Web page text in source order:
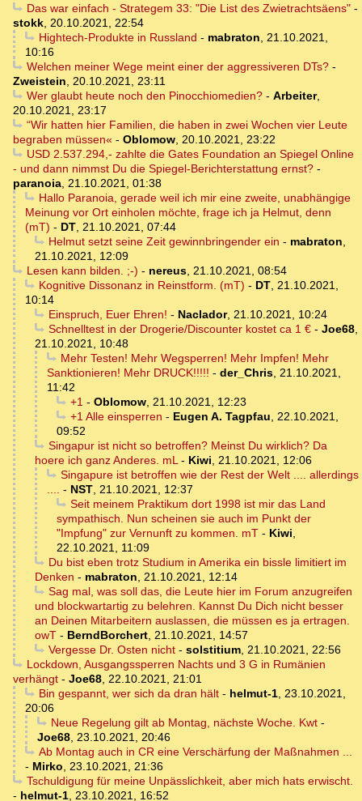
Das war einfach - Strategem 33: "Die List des Zwietrachtsäens"-
stokk 20.10.2021, 22:54
Hightech-Produkte in Russland - mabraton
21.10.2021,
10:16
Welchen meiner Wege meint einer der aggressiveren DTs?-
Zweistein
20.10.2021, 23:11
Wer glaubt heute noch den Pinocchiomedien?- Arbeiter,
20.10.2021, 23:17
“Wir hatten hier Familien, die haben in zwei Wochen vier Leute
begraben müssen« - Oblomow 20.10.2021, 23:22
USD 2.537.294,- zahlte die Gates Foundation an Spiegel Online
- und dann nimmst Du die Spiegel-Berichterstattung ernst? -
paranoia 21.10.2021, 01:38
Hallo Paranoia, gerade weil ich mir eine zweite, unabhängige
Meinung vor Ort einholen möchte, frage ich ja Helmut, denn
(mT) - DT 21.10.2021, 07:44
Helmut setzt seine Zeit gewinnbringender ein - mabraton
21.10.2021, 12:09
Lesen kann bilden. ;-) - nereus, 21.10.2021, 08:54
Kognitive Dissonanz in Reinstform. (mT) - DT, 21.10.2021,
10:14
Einspruch, Euer Ehren! - Naclador, 21.10.2021, 10:24
Schnelltest in der Drogerie/Discounter kostet ca 1 €- Joe68,
21.10.2021, 10:48
Mehr Testen! Mehr Wegsperren! Mehr Impfen! Mehr
Sanktionieren! Mehr DRUCK!!!!! - der_Chris 21.10.2021,
11:42
+1 - Oblomow, 21.10.2021, 12:23
+1 Alle einsperren - Eugen A. Tagpfau
22.10.2021,
09:52
Singapur ist nicht so betroffen? Meinst Du wirklich? Da
hoere ich ganz Anderes. mL - Kiwi
21.10.2021, 12:06
Singapure ist betroffen wie der Rest der Welt .... allerdings
- NST 21.10.2021, 12:37
Seit meinem Praktikum dort 1998 ist mir das Land
sympathisch. Nun scheinen sie auch im Punkt der
"Impfung" zur Vernunft zu kommen. mT - Kiwi
22.10.2021, 11:09
Du bist eben trotz Studium in Amerika ein bissle limitiert im
Denken - mabraton
21.10.2021, 12:14
Sag mal, was soll das, die Leute hier im Forum anzugreifen
und blockwartartig zu belehren. Kannst Du Dich nicht besser
an Deinen Mitarbeitern auslassen, die müssen es ja ertragen.
owT - BerndBorchert 21.10.2021, 14:57
Vergesse Dr. Osten nicht- solstitium, 21.10.2021, 22:56
Lockdown, Ausgangssperren Nachts und 3 G in Rumänien
verhängt - Joe68 22.10.2021, 21:01
Bin gespannt, wer sich da dran hält- helmut-1, 23.10.2021,
20:06
Neue Regelung gilt ab Montag, nächste Woche. Kwt-
Joe68 23.10.2021, 20:46
Ab Montag auch in CR eine Verschärfung der Maßnahmen ...
- Mirko
23.10.2021, 21:36
Tschuldigung für meine Unpässlichkeit, aber mich hats erwischt.
- helmut-1 23.10.2021, 16:52